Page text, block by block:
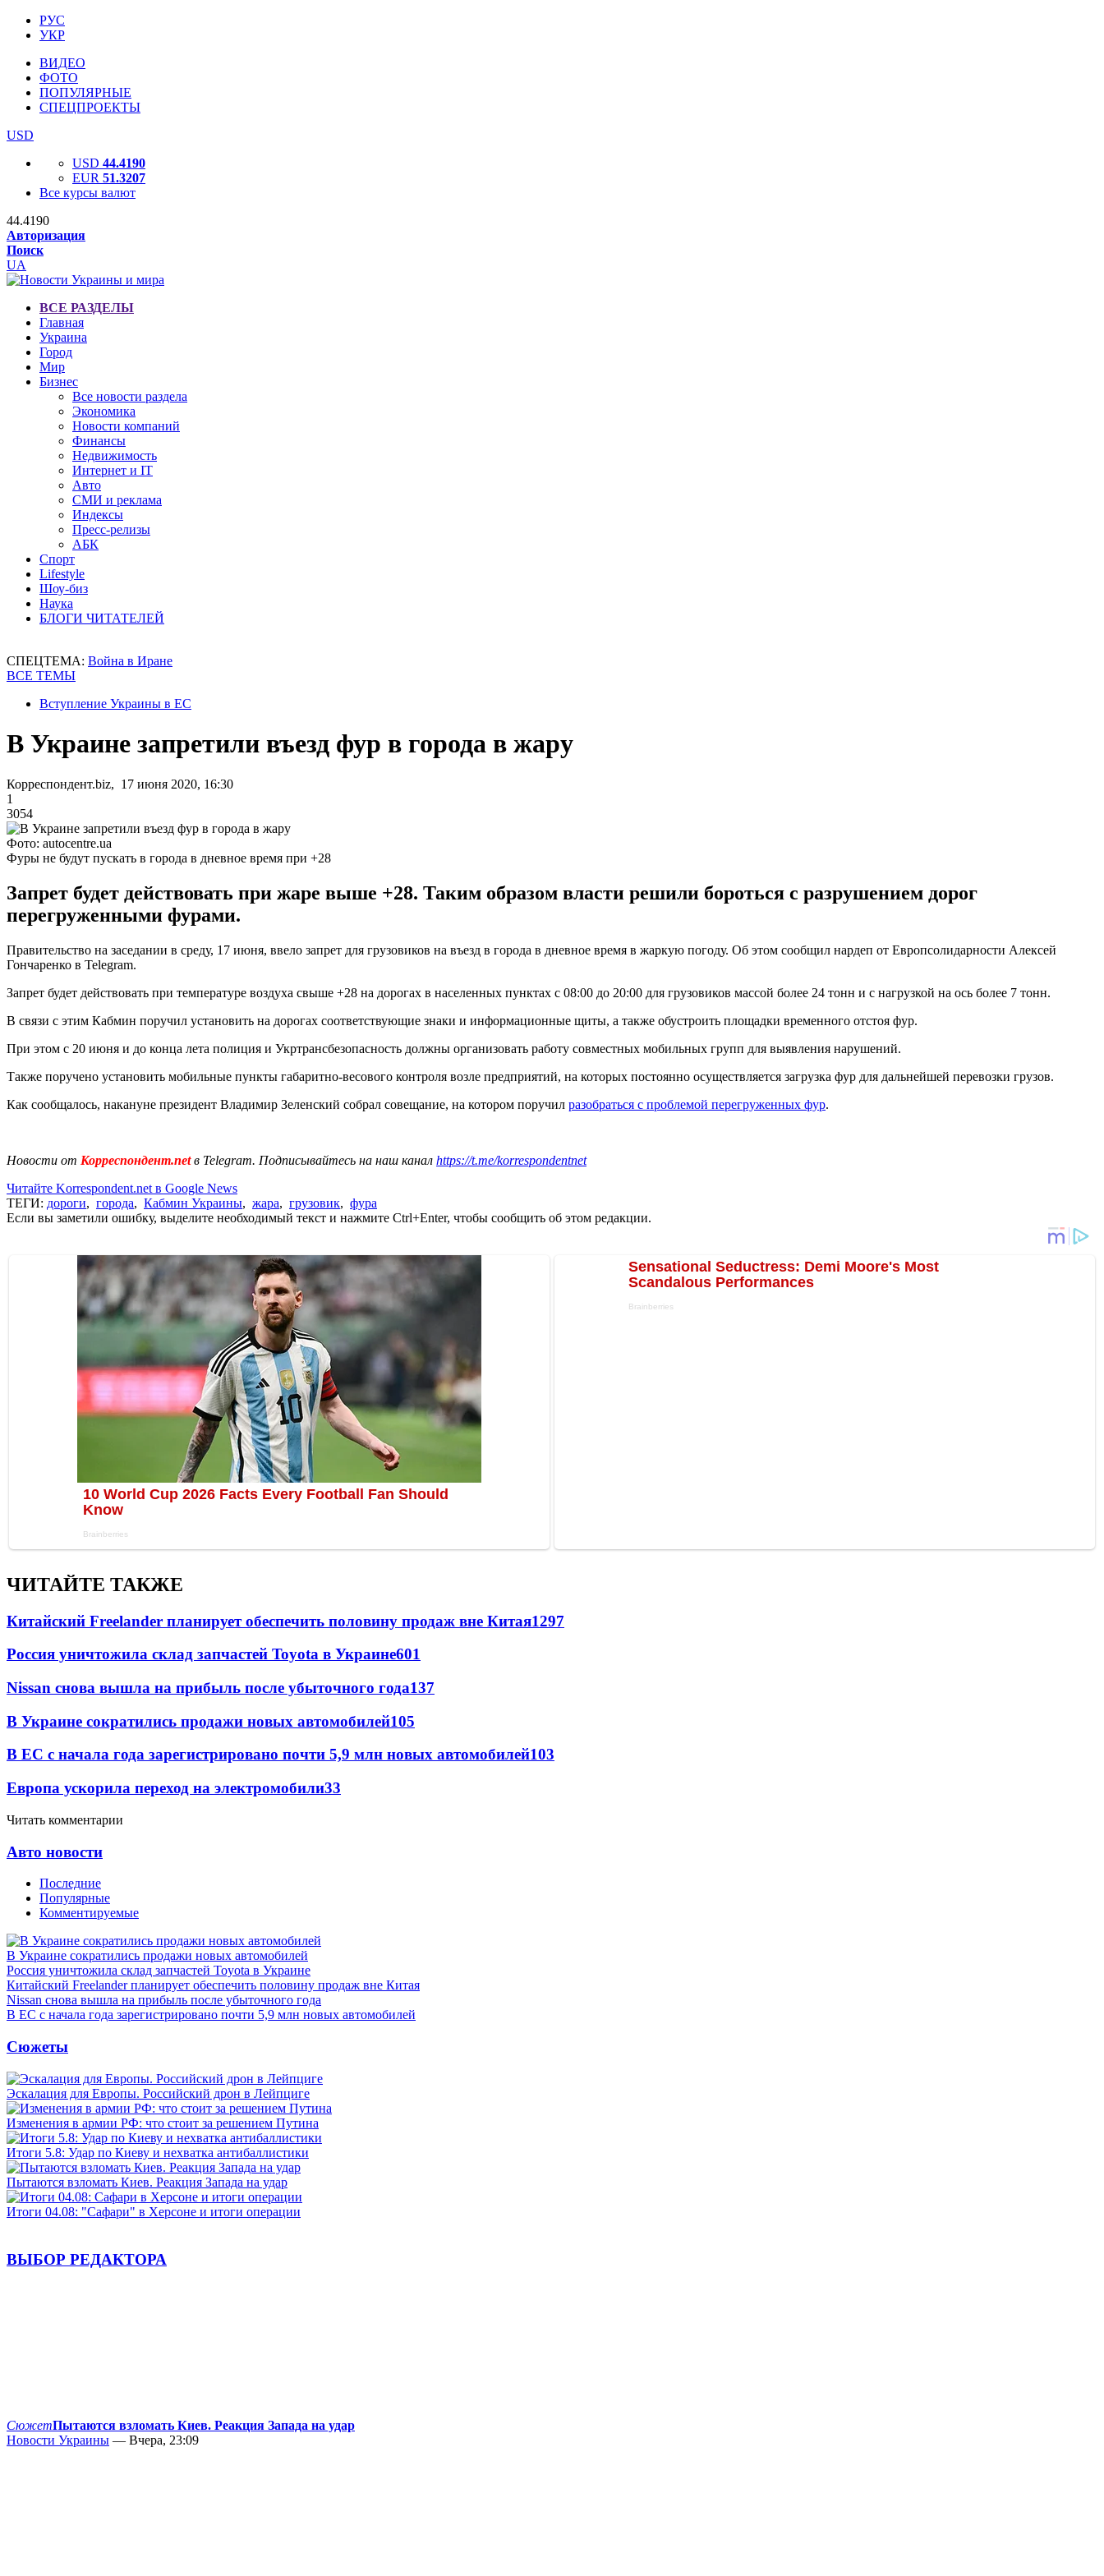
РУС
УКР
ВИДЕО
ФОТО
ПОПУЛЯРНЫЕ
СПЕЦПРОЕКТЫ
USD
USD 44.4190
EUR 51.3207
Все курсы валют
44.4190
Авторизация
Поиск
UA
ВСЕ РАЗДЕЛЫ
Главная
Украина
Город
Мир
Бизнес
Все новости раздела
Экономика
Новости компаний
Финансы
Недвижимость
Интернет и IT
Авто
СМИ и реклама
Индексы
Пресс-релизы
АБК
Спорт
Lifestyle
Шоу-биз
Наука
БЛОГИ ЧИТАТЕЛЕЙ
СПЕЦТЕМА: Война в Иране
ВСЕ ТЕМЫ
Вступление Украины в ЕС
В Украине запретили въезд фур в города в жару
Корреспондент.biz, 17 июня 2020, 16:30
1
3054
Фото: autocentre.ua
Фуры не будут пускать в города в дневное время при +28
Запрет будет действовать при жаре выше +28. Таким образом власти решили бороться с разрушением дорог
перегруженными фурами.
Правительство на заседании в среду, 17 июня, ввело запрет для грузовиков на въезд в города в дневное время в жаркую погоду. Об этом сообщил нардеп от Европсолидарности Алексей
Гончаренко в Telegram.
Запрет будет действовать при температуре воздуха свыше +28 на дорогах в населенных пунктах с 08:00 до 20:00 для грузовиков массой более 24 тонн и с нагрузкой на ось более 7 тонн.
В связи с этим Кабмин поручил установить на дорогах соответствующие знаки и информационные щиты, а также обустроить площадки временного отстоя фур.
При этом с 20 июня и до конца лета полиция и Укртрансбезопасность должны организовать работу совместных мобильных групп для выявления нарушений.
Также поручено установить мобильные пункты габаритно-весового контроля возле предприятий, на которых постоянно осуществляется загрузка фур для дальнейшей перевозки грузов.
Как сообщалось, накануне президент Владимир Зеленский собрал совещание, на котором поручил разобраться с проблемой перегруженных фур.
Новости от Корреспондент.netв Telegram. Подписывайтесь на наш канал https://t.me/korrespondentnet
Читайте Korrespondent.net в Google News
ТЕГИ: дороги, города, Кабмин Украины, жара, грузовик, фура
Если вы заметили ошибку, выделите необходимый текст и нажмите Ctrl+Enter, чтобы сообщить об этом редакции.
ЧИТАЙТЕ ТАКЖЕ
Китайский Freelander планирует обеспечить половину продаж вне Китая1297
Россия уничтожила склад запчастей Toyota в Украине601
Nissan снова вышла на прибыль после убыточного года137
В Украине сократились продажи новых автомобилей105
В ЕС с начала года зарегистрировано почти 5,9 млн новых автомобилей103
Европа ускорила переход на электромобили33
Читать комментарии
Авто новости
Последние
Популярные
Комментируемые
В Украине сократились продажи новых автомобилей
Россия уничтожила склад запчастей Toyota в Украине
Китайский Freelander планирует обеспечить половину продаж вне Китая
Nissan снова вышла на прибыль после убыточного года
В ЕС с начала года зарегистрировано почти 5,9 млн новых автомобилей
Сюжеты
Эскалация для Европы. Российский дрон в Лейпциге
Изменения в армии РФ: что стоит за решением Путина
Итоги 5.8: Удар по Киеву и нехватка антибаллистики
Пытаются взломать Киев. Реакция Запада на удар
Итоги 04.08: "Сафари" в Херсоне и итоги операции
ВЫБОР РЕДАКТОРА
СюжетПытаются взломать Киев. Реакция Запада на удар
Новости Украины — Вчера, 23:09